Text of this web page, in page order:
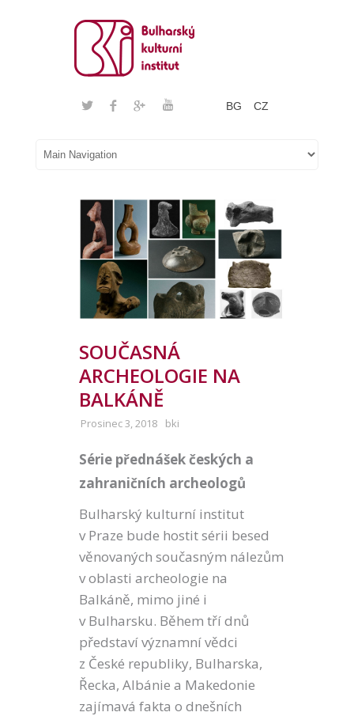
BG CZ
SOUČASNÁ
ARCHEOLOGIE NA
BALKÁNĚ
Prosinec 3, 2018 bki
Série přednášek českých a
zahraničních archeologů
Bulharský kulturní institut
v Praze bude hostit sérii besed
věnovaných současným nálezům
v oblasti archeologie na
Balkáně, mimo jiné i
v Bulharsku. Během tří dnů
představí významní vědci
z České republiky, Bulharska,
Řecka, Albánie a Makedonie
zajímavá fakta o dnešních